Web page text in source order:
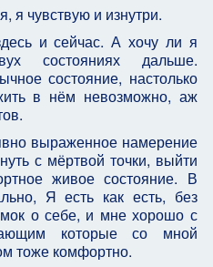
я чувствую и изнутри.
и сейчас. А хочу ли я
состояниях дальше.
состояние, настолько
в нём невозможно, аж
выраженное намерение
с мёртвой точки, выйти
живое состояние. В
Я есть как есть, без
о себе, и мне хорошо с
которые со мной
тоже комфортно.